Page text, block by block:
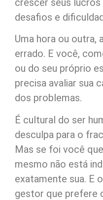
crescer seus
desafios e
Uma hora ou outra,
errado. E você,
ou do seu próprio
precisa avaliar sua
dos problemas.
É cultural do ser
desculpa para o
Mas se foi você
mesmo não está
exatamente sua. E
gestor que prefere